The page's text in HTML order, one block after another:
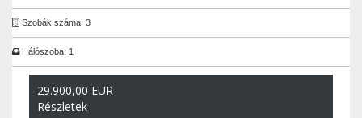
Szobák száma: 3
Hálószoba: 1
29.900,00 EUR
Részletek